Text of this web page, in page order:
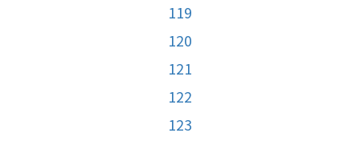
119
120
121
122
123